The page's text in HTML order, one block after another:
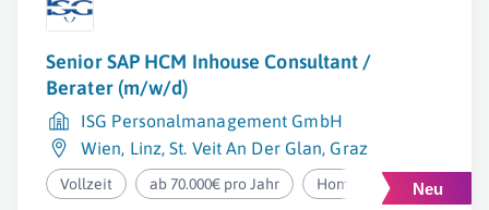
Senior SAP HCM Inhouse Consultant /
Berater (m/w/d)
ISG Personalmanagement GmbH
Wien, Linz,St. Veit An Der Glan, Graz
Vollzeit ab 70.000€ pro Jahr Homeoffice